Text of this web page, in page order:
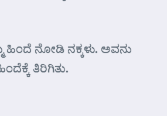
ಹಿಂದೆ ನೋಡಿ ನಕ್ಕಳು. ಅವನು
ತಿರಿಗಿತು.